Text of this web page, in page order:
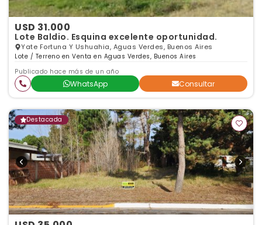
USD 31.000
Lote Baldio. Esquina excelente oportunidad.
Yate Fortuna Y Ushuahia, Aguas Verdes, Buenos Aires
Lote / Terreno en Venta en Aguas Verdes, Buenos Aires
Publicado hace más de un año
WhatsApp Consultar
Destacada